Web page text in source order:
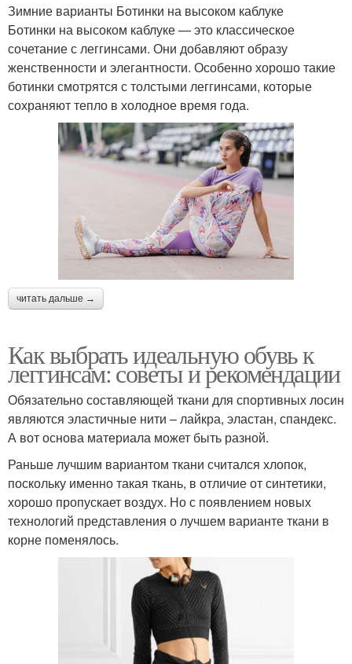
Зимние варианты Ботинки на высоком каблуке
Ботинки на высоком каблуке — это классическое
сочетание с леггинсами. Они добавляют образу
женственности и элегантности. Особенно хорошо такие
ботинки смотрятся с толстыми леггинсами, которые
сохраняют тепло в холодное время года.
читать дальше →
Как выбрать идеальную обувь к
леггинсам: советы и рекомендации
Обязательно составляющей ткани для спортивных лосин
являются эластичные нити – лайкра, эластан, спандекс.
А вот основа материала может быть разной.
Раньше лучшим вариантом ткани считался хлопок,
поскольку именно такая ткань, в отличие от синтетики,
хорошо пропускает воздух. Но с появлением новых
технологий представления о лучшем варианте ткани в
корне поменялось.